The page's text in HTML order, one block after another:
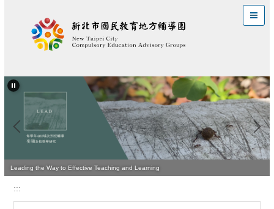
區
Leading the Way to Effective Teaching and Learning
:::